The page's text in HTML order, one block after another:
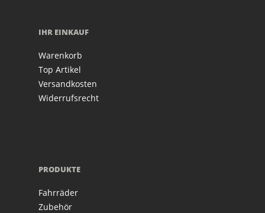
IHR EINKAUF
Warenkorb
Top Artikel
Versandkosten
Widerrufsrecht
PRODUKTE
Fahrräder
Zubehör